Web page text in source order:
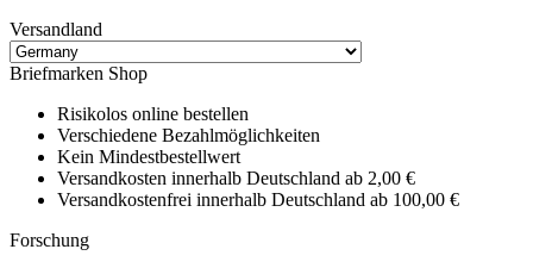
Versandland
Briefmarken Shop
Risikolos online bestellen
Verschiedene Bezahlmöglichkeiten
Kein Mindestbestellwert
Versandkosten innerhalb Deutschland ab 2,00 €
Versandkostenfrei innerhalb Deutschland ab 100,00 €
Forschung